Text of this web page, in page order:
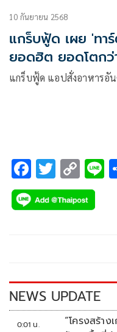
10 กันยายน 2568
แกร็บฟู้ด เผย 'ทา
ยอดฮิต ยอดโตกว่
แกร็บฟู้ด แอปสั่งอาหารอั
F
ac
e
k
T
wi
tt
C
o
p
k
NEWS UPDATE
0:01 น.
“โครงสร้างเก่า-